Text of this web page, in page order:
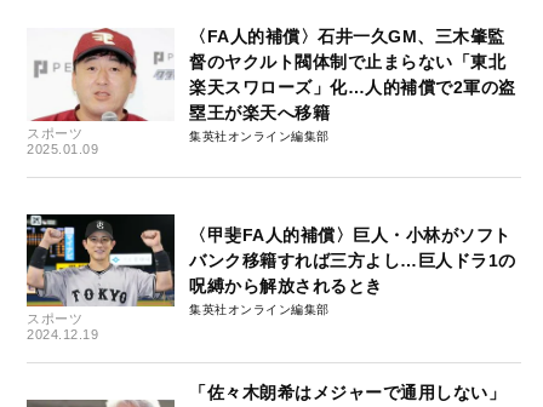
スポーツ
2025.01.09
〈FA人的補償〉石井一久GM、三木肇監
督のヤクルト閥体制で止まらない「東北
楽天スワローズ」化…人的補償で2軍の盗
塁王が楽天へ移籍
集英社オンライン編集部
スポーツ
2024.12.19
〈甲斐FA人的補償〉巨人・小林がソフト
バンク移籍すれば三方よし…巨人ドラ1の
呪縛から解放されるとき
集英社オンライン編集部
「佐々木朗希はメジャーで通用しない」